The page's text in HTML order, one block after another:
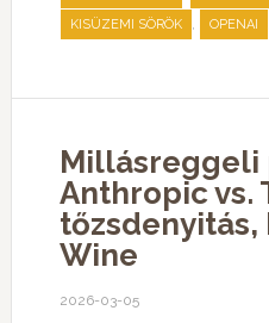
KISÜZEMI SÖRÖK , OPENAI
Millásreggeli
Anthropic vs.
tőzsdenyitás,
Wine
2026-03-05